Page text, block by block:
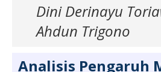
Dini Derinayu
Ahdun Trigono
Analisis Pengaruh